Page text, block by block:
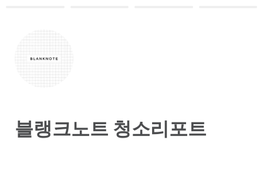
블랭크노트 청소리포트